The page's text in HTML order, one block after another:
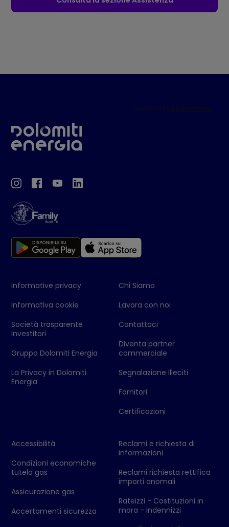
Informative privacy
Informativa cookie
Società trasparente
Investitori
Gruppo Dolomiti Energia
La Privacy in Dolomiti
Energia
Chi Siamo
Lavora con noi
Contattaci
Diventa partner
commerciale
Segnalazione Illeciti
Fornitori
Certificazioni
Accessibilità
Condizioni economiche
tutela gas
Assicurazione gas
Accertamenti sicurezza
Reclami e richiesta di
informazioni
Reclami richiesta rettifica
importi anomali
Rateizzi - Costituzioni in
mora - Indennizzi